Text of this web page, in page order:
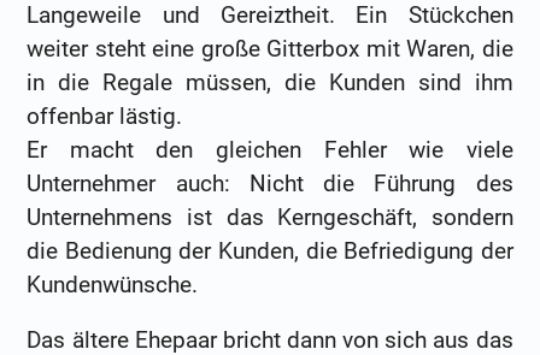
Langeweile und Gereiztheit. Ein Stückchen
weiter steht eine große Gitterbox mit Waren, die
in die Regale müssen, die Kunden sind ihm
offenbar lästig.
Er macht den gleichen Fehler wie viele
Unternehmer auch: Nicht die Führung des
Unternehmens ist das Kerngeschäft, sondern
die Bedienung der Kunden, die Befriedigung der
Kundenwünsche.
Das ältere Ehepaar bricht dann von sich aus das